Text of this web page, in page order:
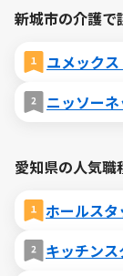
新城市の介護で
ユメックス
ニッソーネ
愛知県の人気
ホールスタ
キッチンス